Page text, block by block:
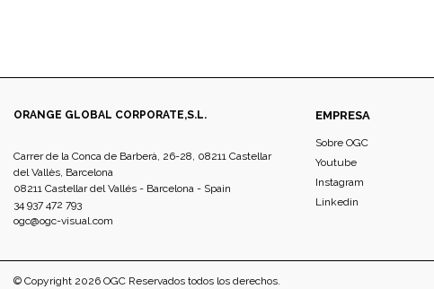
ORANGE GLOBAL CORPORATE,S.L.
Carrer de la Conca de Barberà, 26-28, 08211 Castellar
del Vallès, Barcelona
08211 Castellar del Vallés - Barcelona - Spain
34 937 472 793
ogc@ogc-visual.com
EMPRESA
Sobre OGC
Youtube
Instagram
Linkedin
© Copyright 2026 OGC Reservados todos los derechos.